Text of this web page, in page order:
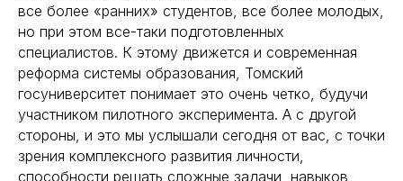
все более «ранних» студентов, все более молодых,
но при этом все-таки подготовленных
специалистов. К этому движется и современная
реформа системы образования, Томский
госуниверситет понимает это очень четко, будучи
участником пилотного эксперимента. А с другой
стороны, и это мы услышали сегодня от вас, с точки
зрения комплексного развития личности,
способности решать сложные задачи, навыков